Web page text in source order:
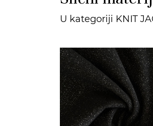
U kategoriji KNIT